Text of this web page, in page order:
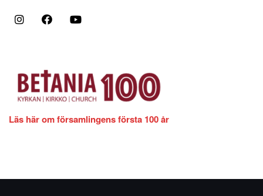
Läs här om församlingens första 100 år